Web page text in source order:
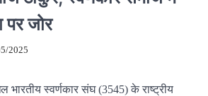
पर जोर
2025
भारतीय स्वर्णकार संघ (3545) के राष्ट्रीय